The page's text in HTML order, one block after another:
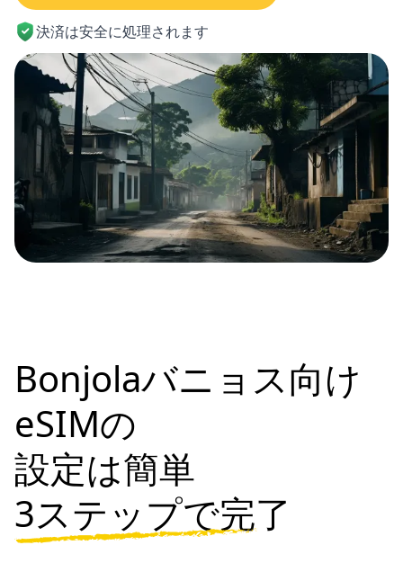
決済は安全に処理されます
Bonjolaバニョス向け
eSIMの
設定は簡単
3ステップで完了